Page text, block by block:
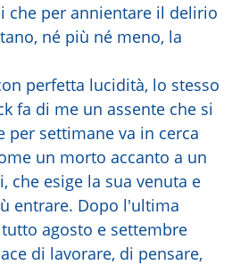
che per annientare il delirio
né più né meno, la
perfetta lucidità, lo stesso
fa di me un assente che si
per settimane va in cerca
un morto accanto a un
che esige la sua venuta e
entrare. Dopo l'ultima
agosto e settembre
di lavorare, di pensare,